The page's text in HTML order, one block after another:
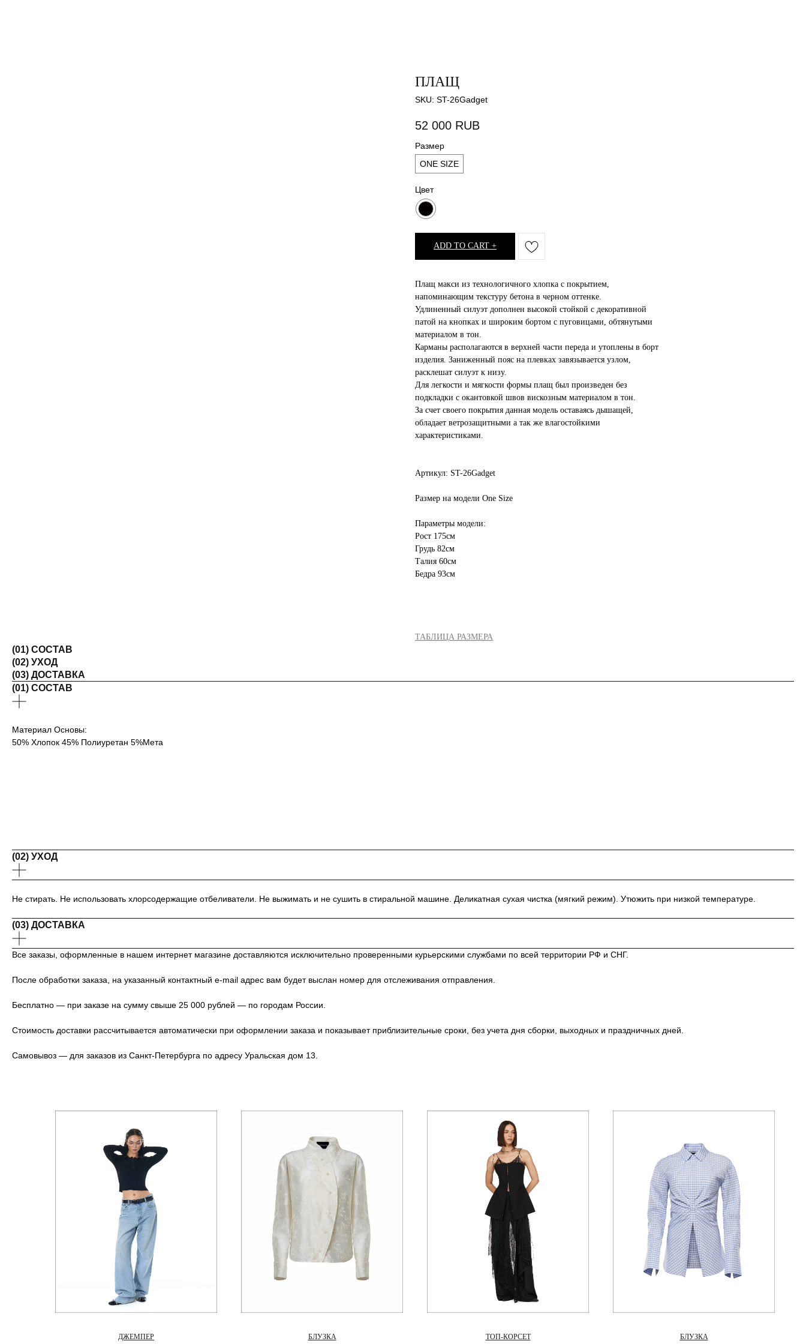
ПЛАЩ
SKU: ST-26Gadget
52 000 RUB
Размер
ONE SIZE
Цвет
ADD TO CART +
Плащ макси из технологичного хлопка с покрытием,
напоминающим текстуру бетона в черном оттенке.
Удлиненный силуэт дополнен высокой стойкой с декоративной
патой на кнопках и широким бортом с пуговицами, обтянутыми
материалом в тон.
Карманы располагаются в верхней части переда и утоплены в борт
изделия. Заниженный пояс на плевках завязывается узлом,
расклешат силуэт к низу.
Для легкости и мягкости формы плащ был произведен без
подкладки с окантовкой швов вискозным материалом в тон.
За счет своего покрытия данная модель оставаясь дышащей,
обладает ветрозащитными а так же влагостойкими
характеристиками.
Артикул: ST-26Gadget
Размер на модели One Size
Параметры модели:
Рост 175см
Грудь 82см
Талия 60см
Бедра 93см
ТАБЛИЦА РАЗМЕРА
(01) СОСТАВ
(02) УХОД
(03) ДОСТАВКА
(01) СОСТАВ
Материал Основы:
50% Хлопок 45% Полиуретан 5%Мета
(02) УХОД
Не стирать. Не использовать хлорсодержащие отбеливатели. Не выжимать и не сушить в стиральной машине. Деликатная сухая чистка (мягкий режим). Утюжить при низкой температуре.
(03) ДОСТАВКА
Все заказы, оформленные в нашем интернет магазине доставляются исключительно проверенными курьерскими службами по всей территории РФ и СНГ.
После обработки заказа, на указанный контактный e-mail адрес вам будет выслан номер для отслеживания отправления.
Бесплатно — при заказе на сумму свыше 25 000 рублей — по городам России.
Стоимость доставки рассчитывается автоматически при оформлении заказа и показывает приблизительные сроки, без учета дня сборки, выходных и праздничных дней.
Самовывоз — для заказов из Санкт-Петербурга по адресу Уральская дом 13.
ДЖЕМПЕР БЛУЗКА ТОП-КОРСЕТ БЛУЗКА